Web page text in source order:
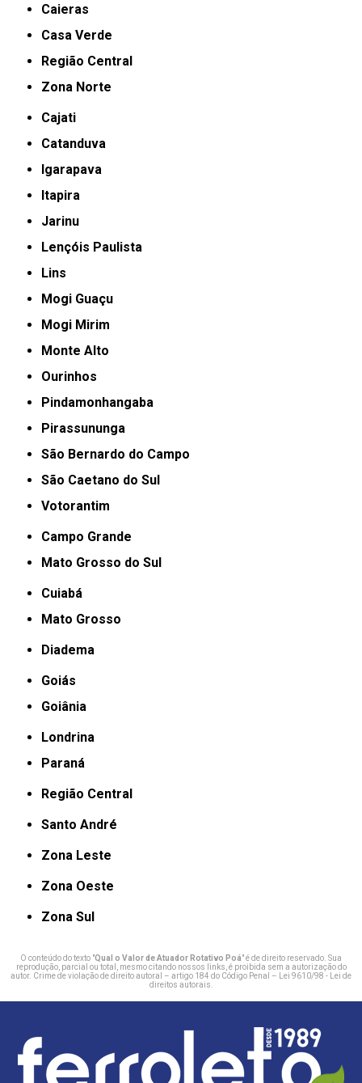
Caieras
Casa Verde
Região Central
Zona Norte
Cajati
Catanduva
Igarapava
Itapira
Jarinu
Lençóis Paulista
Lins
Mogi Guaçu
Mogi Mirim
Monte Alto
Ourinhos
Pindamonhangaba
Pirassununga
São Bernardo do Campo
São Caetano do Sul
Votorantim
Campo Grande
Mato Grosso do Sul
Cuiabá
Mato Grosso
Diadema
Goiás
Goiânia
Londrina
Paraná
Região Central
Santo André
Zona Leste
Zona Oeste
Zona Sul
O conteúdo do texto "Qual o Valor de Atuador Rotativo Poá" é de direito reservado. Sua
reprodução, parcial ou total, mesmo citando nossos links, é proibida sem a autorização do
autor. Crime de violação de direito autoral – artigo 184 do Código Penal –
Lei 9610/98 - Lei de
direitos autorais